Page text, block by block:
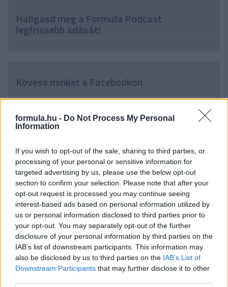
formula.hu - Do Not Process My Personal
Information
If you wish to opt-out of the sale, sharing to third parties, or
processing of your personal or sensitive information for
targeted advertising by us, please use the below opt-out
section to confirm your selection. Please note that after your
opt-out request is processed you may continue seeing
interest-based ads based on personal information utilized by
us or personal information disclosed to third parties prior to
your opt-out. You may separately opt-out of the further
disclosure of your personal information by third parties on the
IAB’s list of downstream participants. This information may
also be disclosed by us to third parties on the IAB’s List of
Downstream Participants that may further disclose it to other
Hallgasd meg a Formula Podcast
legfrissebb adását!
Kövess minket a Facebookon
Parc Fermé
6 órája
IndyCar: Palou nyert Portlandben, már 100 pont fölött az
előnye